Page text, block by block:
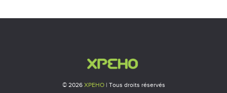
© 2026 XPEHO| Tous droits réservés